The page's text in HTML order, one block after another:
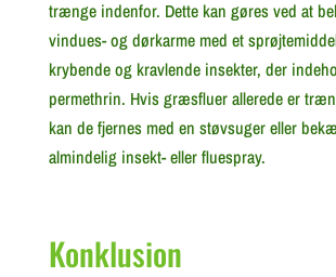
trænge indenfor. Dette kan gøres ved at
vindues- og dørkarme med et
krybende og kravlende insekter, der
permethrin. Hvis græsfluer allerede er
kan de fjernes med en støvsuger eller
almindelig insekt- eller fluespray.
Konklusion